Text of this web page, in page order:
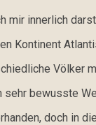
mir innerlich
Kontinent
Völker
sehr bewusste
doch in